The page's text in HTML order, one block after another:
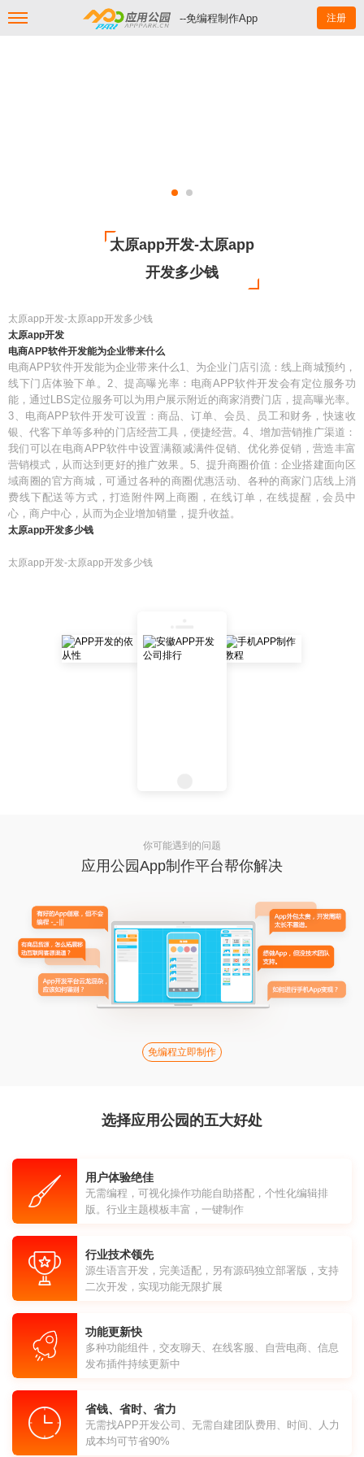
--免编程制作App 注册
太原app开发-太原app
开发多少钱
太原app开发-太原app开发多少钱
太原app开发
电商APP软件开发能为企业带来什么
电商APP软件开发能为企业带来什么1、为企业门店引流：线上商城预约，
线下门店体验下单。2、提高曝光率：电商APP软件开发会有定位服务功
能，通过LBS定位服务可以为用户展示附近的商家消费门店，提高曝光率。
3、电商APP软件开发可设置：商品、订单、会员、员工和财务，快速收
银、代客下单等多种的门店经营工具，便捷经营。4、增加营销推广渠道：
我们可以在电商APP软件中设置满额减满件促销、优化券促销，营造丰富
营销模式，从而达到更好的推广效果。5、提升商圈价值：企业搭建面向区
域商圈的官方商城，可通过各种的商圈优惠活动、各种的商家门店线上消
费线下配送等方式，打造附件网上商圈，在线订单，在线提醒，会员中
心，商户中心，从而为企业增加销量，提升收益。
太原app开发多少钱
太原app开发-太原app开发多少钱
你可能遇到的问题
应用公园App制作平台帮你解决
免编程立即制作
选择应用公园的五大好处
用户体验绝佳
无需编程，可视化操作功能自助搭配，个性化编辑排
版。行业主题模板丰富，一键制作
行业技术领先
源生语言开发，完美适配，另有源码独立部署版，支持
二次开发，实现功能无限扩展
功能更新快
多种功能组件，交友聊天、在线客服、自营电商、信息
发布插件持续更新中
省钱、省时、省力
无需找APP开发公司、无需自建团队费用、时间、人力
成本均可节省90%